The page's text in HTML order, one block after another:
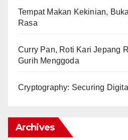
Tempat Makan Kekinian,
Rasa
Curry Pan, Roti Kari Jepang
Gurih Menggoda
Cryptography: Securing
Archives